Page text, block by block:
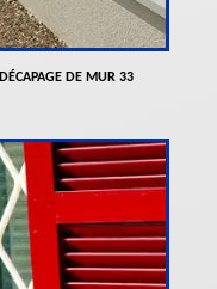
DÉCAPAGE DE MUR 33